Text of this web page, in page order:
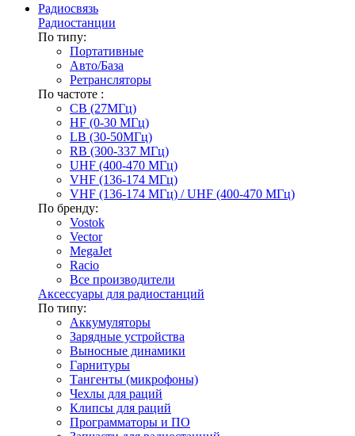
Радиосвязь
Радиостанции
По типу:
Портативные
Авто/База
Ретрансляторы
По частоте :
CB (27МГц)
HF (0-30 МГц)
LB (30-50МГц)
RB (300-337 МГц)
UHF (400-470 МГц)
VHF (136-174 МГц)
VHF (136-174 МГц) / UHF (400-470 МГц)
По бренду:
Vostok
Vector
MegaJet
Racio
Все производители
Аксессуары для радиостанций
По типу:
Аккумуляторы
Зарядные устройства
Выносные динамики
Гарнитуры
Тангенты (микрофоны)
Чехлы для раций
Клипсы для раций
Программаторы и ПО